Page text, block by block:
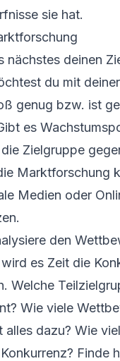
sie hat.
nächstes deinen
du mit
genug bzw. ist
es
Zielgruppe
Marktforschung
Medien oder
den
es Zeit die
Welche
Wie viele
alles dazu? Wie
Finde